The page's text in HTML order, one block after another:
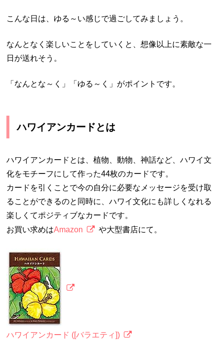
こんな日は、ゆる～い感じで過ごしてみましょう。
なんとなく楽しいことをしていくと、想像以上に素敵な一
日が送れそう。
「なんとな～く」「ゆる～く」がポイントです。
ハワイアンカードとは
ハワイアンカードとは、植物、動物、神話など、ハワイ文
化をモチーフにして作った44枚のカードです。
カードを引くことで今の自分に必要なメッセージを受け取
ることができるのと同時に、ハワイ文化にも詳しくなれる
楽しくてポジティブなカードです。
お買い求めはAmazon や大型書店にて。
ハワイアンカード ([バラエティ])